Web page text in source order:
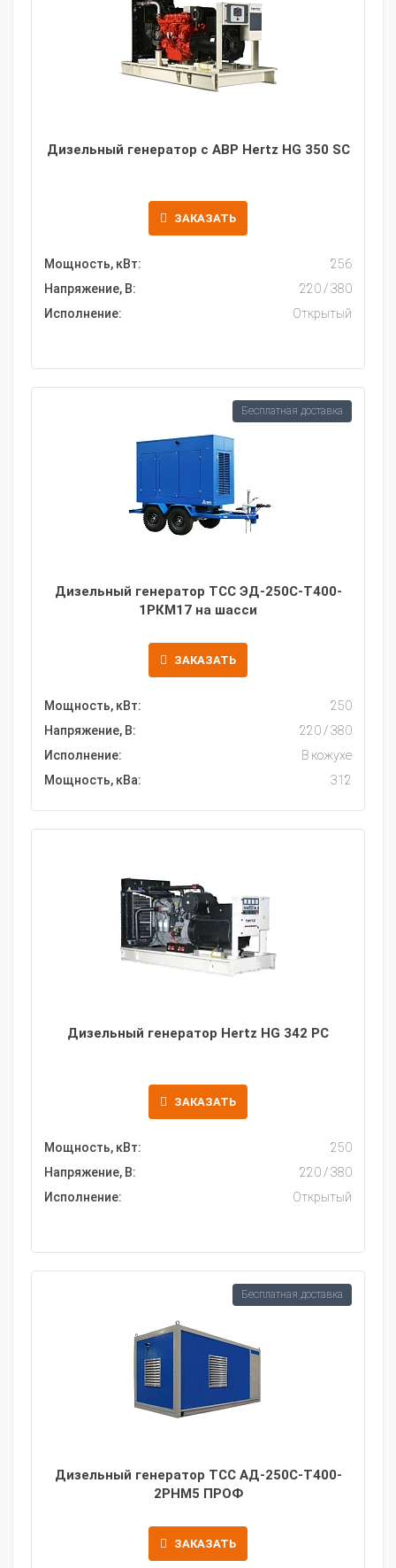
Дизельный генератор с АВР Hertz HG 350 SC
ЗАКАЗАТЬ
Мощность, кВт:
256
Напряжение, В:
220 / 380
Исполнение:
Открытый
Дизельный генератор ТСС ЭД-250С-Т400-
1РКМ17 на шасси
ЗАКАЗАТЬ
Мощность, кВт:
250
Напряжение, В:
220 / 380
Исполнение:
В кожухе
Мощность, кВа:
312
Бесплатная доставка
Дизельный генератор Hertz HG 342 PC
ЗАКАЗАТЬ
Мощность, кВт:
250
Напряжение, В:
220 / 380
Исполнение:
Открытый
Дизельный генератор ТСС АД-250С-Т400-
2РНМ5 ПРОФ
ЗАКАЗАТЬ
Бесплатная доставка